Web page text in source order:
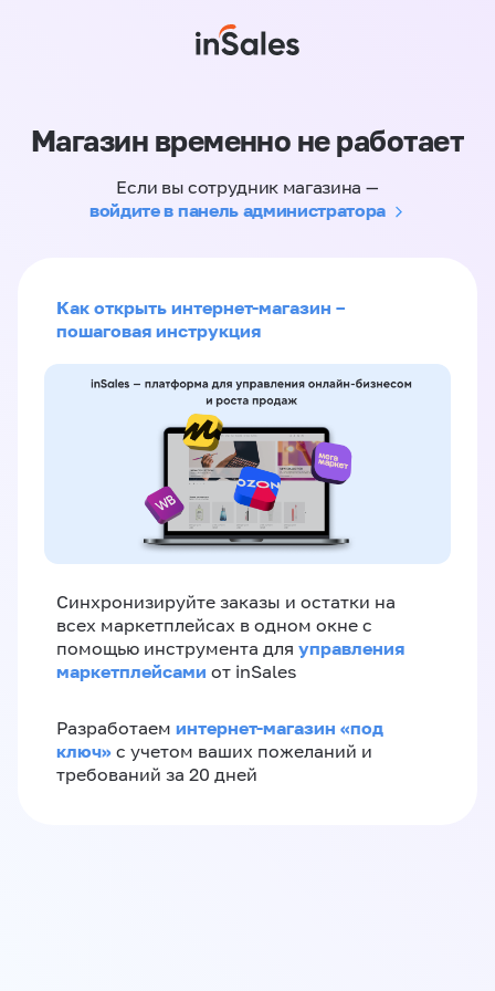
Магазин временно не работает
Если вы сотрудник магазина —
войдите в панель администратора
Как открыть интернет-магазин –
пошаговая инструкция
Синхронизируйте заказы и остатки на
всех маркетплейсах в одном окне с
помощью инструмента для управления
маркетплейсами от inSales
Разработаем интернет-магазин «‎под
ключ»‎ с учетом ваших пожеланий и
требований за 20 дней